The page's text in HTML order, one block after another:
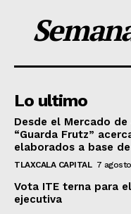
Lo ultimo
Desde el Mercado
“Guarda Frutz”
elaborados a base
TLAXCALA CAPITAL 7
Vota ITE terna para
ejecutiva